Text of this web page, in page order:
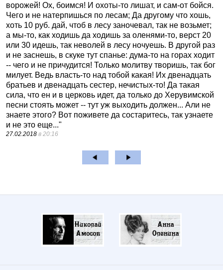
ворожей! Ох, боимся! И охоты-то лишат, и сам-от бойся.
Чего и не натерпишься по лесам; Да другому что хошь,
хоть 10 руб. дай, чтоб в лесу заночевал, так не возьмет;
а мы-то, как ходишь да ходишь за оленями-то, верст 20
или 30 идешь, так неволей в лесу ночуешь. В другой раз
и не заснешь, в скуке тут спанье: дума-то на горах ходит
-- чего и не причудится! Только молитву творишь, так бог
милует. Ведь власть-то над тобой какая! Их двенадцать
братьев и двенадцать сестер, нечистых-то! Да такая
сила, что ен и в церковь идет, да только до Херувимской
песни стоять может -- тут уж выходить должен... Али не
знаете этого? Вот поживете да состаритесь, так узнаете
и не это еще..."
27.02.2018 в 20:16